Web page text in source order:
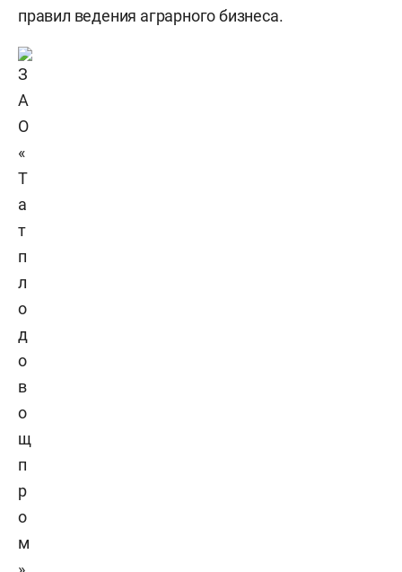
правил ведения аграрного бизнеса.